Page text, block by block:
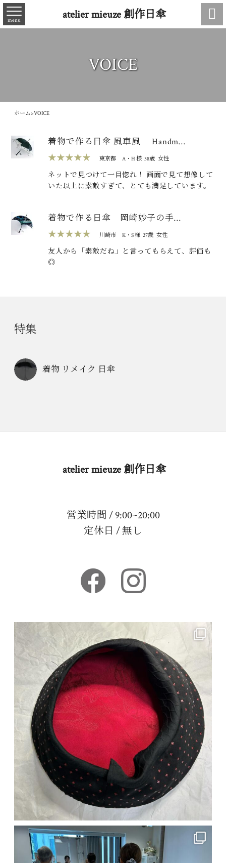
atelier mieuze 創作日傘
menu 
VOICE
ホーム>VOICE
着物で作る日傘 風車風 Handm…
★★★★★
東京都 A・H 様 38歳 女性
ネットで見つけて一目惚れ！ 画面で見て想像して
いた以上に素敵すぎて、とても満足しています。
着物で作る日傘 岡崎妙子の手…
★★★★★
川崎市 K・S 様 27歳 女性
友人から「素敵だね」と言ってもらえて、評価も
◎
特集
着物 リメイク 日傘
atelier mieuze 創作日傘
営業時間 / 9:00~20:00
定休日 / 無し